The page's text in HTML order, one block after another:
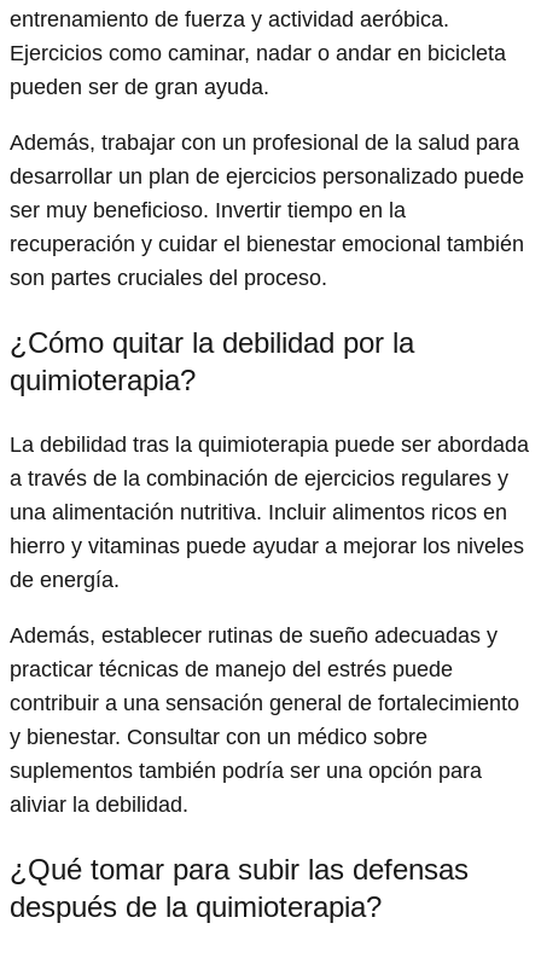
entrenamiento de fuerza y actividad aeróbica.
Ejercicios como caminar, nadar o andar en bicicleta
pueden ser de gran ayuda.
Además, trabajar con un profesional de la salud para
desarrollar un plan de ejercicios personalizado puede
ser muy beneficioso. Invertir tiempo en la
recuperación y cuidar el bienestar emocional también
son partes cruciales del proceso.
¿Cómo quitar la debilidad por la
quimioterapia?
La debilidad tras la quimioterapia puede ser abordada
a través de la combinación de ejercicios regulares y
una alimentación nutritiva. Incluir alimentos ricos en
hierro y vitaminas puede ayudar a mejorar los niveles
de energía.
Además, establecer rutinas de sueño adecuadas y
practicar técnicas de manejo del estrés puede
contribuir a una sensación general de fortalecimiento
y bienestar. Consultar con un médico sobre
suplementos también podría ser una opción para
aliviar la debilidad.
¿Qué tomar para subir las defensas
después de la quimioterapia?